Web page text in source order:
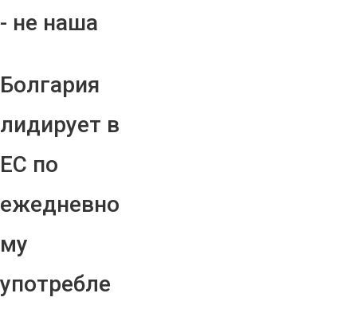
- не наша
Болгария
лидирует в
ЕС по
ежедневно
му
употребле